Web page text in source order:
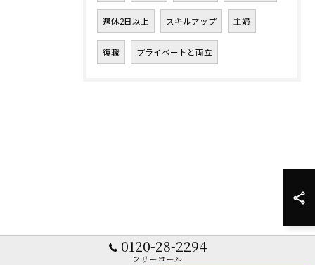
週休2日以上 スキルアップ 主婦
復職 プライベートと両立
0120-28-2294
フリーコール